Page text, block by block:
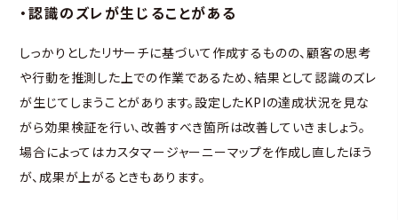
・認識のズレが生じることがある
しっかりとしたリサーチに基づいて作成するものの、顧客の思考
や行動を推測した上での作業であるため、結果として認識のズレ
が生じてしまうことがあります。設定したKPIの達成状況を見な
がら効果検証を行い、改善すべき箇所は改善していきましょう。
場合によってはカスタマージャーニーマップを作成し直したほう
が、成果が上がるときもあります。